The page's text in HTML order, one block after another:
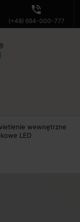
phone_in_talk
(+48) 694-000-777
wewnętrzne
LED